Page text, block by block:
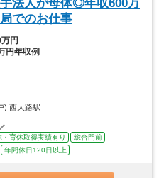
手法人が母体◎年収600万
でのお仕事
円
円年収例
) 西大路駅
・育休取得実績有り
総合門前
年間休日120日以上